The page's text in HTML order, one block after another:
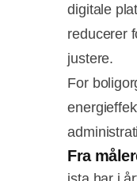
digitale
reducerer
justere.
For
Fra